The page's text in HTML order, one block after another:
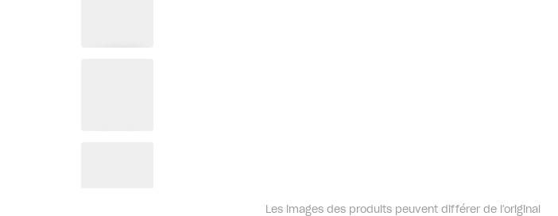
Les images des produits peuvent différer de l'original